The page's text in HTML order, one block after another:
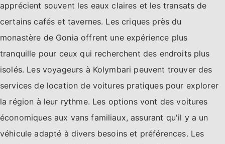
apprécient souvent les eaux claires et les transats de
certains cafés et tavernes. Les criques près du
monastère de Gonia offrent une expérience plus
tranquille pour ceux qui recherchent des endroits plus
isolés. Les voyageurs à Kolymbari peuvent trouver des
services de location de voitures pratiques pour explorer
la région à leur rythme. Les options vont des voitures
économiques aux vans familiaux, assurant qu'il y a un
véhicule adapté à divers besoins et préférences. Les